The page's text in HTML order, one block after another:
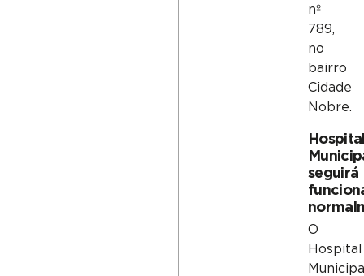
nº
789,
no
bairro
Cidade
Nobre.
seguirá
O
Hospital